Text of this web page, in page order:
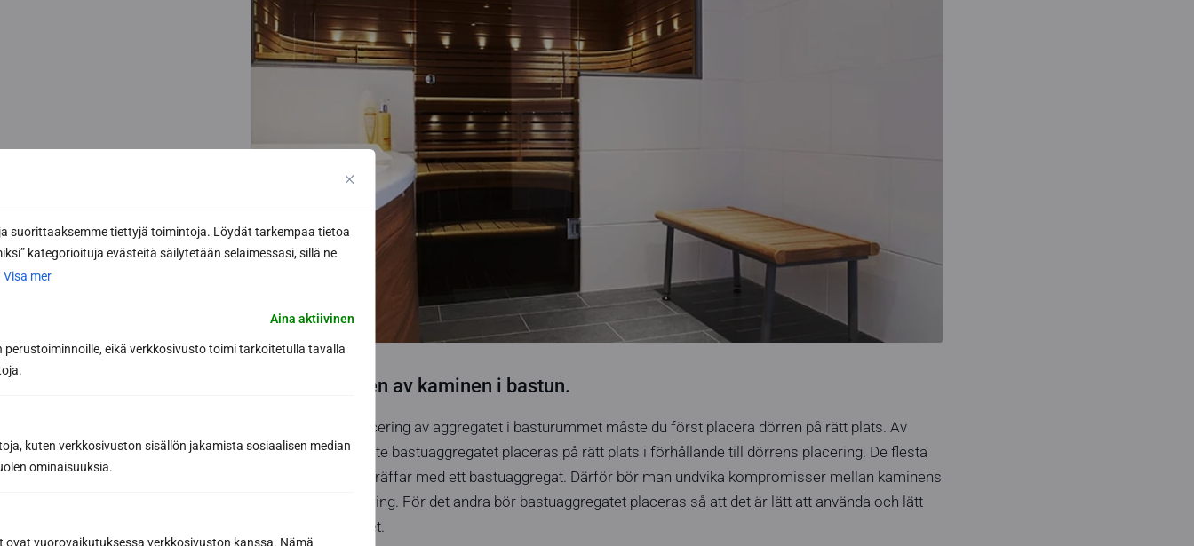
suorittaaksemme tiettyjä toimintoja. Löydät tarkempaa tietoa
kategorioituja evästeitä säilytetään selaimessasi, sillä ne
Visa mer
Aina aktiivinen
eikä verkkosivusto toimi tarkoitetulla tavalla
kuten verkkosivuston sisällön jakamista sosiaalisen median
ominaisuuksia.
vuorovaikutuksessa verkkosivuston kanssa. Nämä
3.0 Placeringen av kaminen i bastun.
Innan du väljer placering av aggregatet i basturummet måste du först placera dörren på rätt plats. Av
säkerhetsskäl måste bastuaggregatet placeras på rätt plats i förhållande till dörrens placering. De flesta
olyckor i bastun inträffar med ett bastuaggregat. Därför bör man undvika kompromisser mellan kaminens
och dörrens placering. För det andra bör bastuaggregatet placeras så att det är lätt att använda och lätt
att kasta aggregatet.